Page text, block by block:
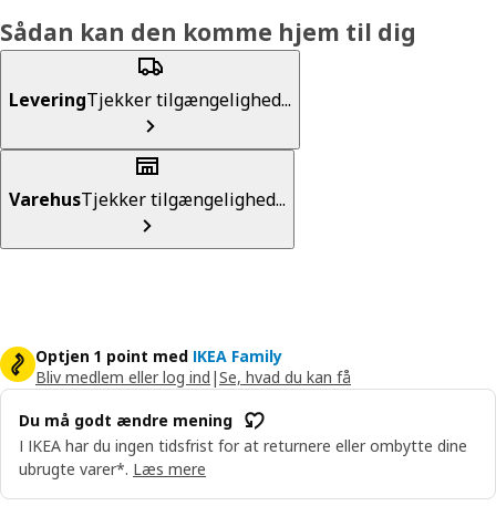
Sådan kan den komme hjem til dig
LeveringTjekker tilgængelighed...
VarehusTjekker tilgængelighed...
Optjen 1 point med IKEA Family
Bliv medlem eller log ind |Se, hvad du kan få
Du må godt ændre mening
I IKEA har du ingen tidsfrist for at returnere eller ombytte dine
ubrugte varer*. Læs mere